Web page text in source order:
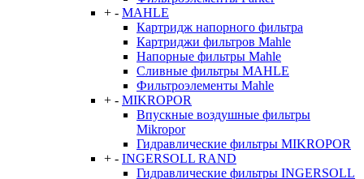
+ - MAHLE
Картридж напорного фильтра
Картриджи фильтров Mahle
Напорные фильтры Mahle
Сливные фильтры MAHLE
Фильтроэлементы Mahle
+ - MIKROPOR
Впускные воздушные фильтры
Mikropor
Гидравлические фильтры MIKROPOR
+ - INGERSOLL RAND
Гидравлические фильтры INGERSOLL